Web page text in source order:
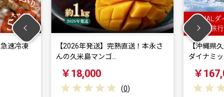
直送！本永さ
【沖縄県久米島町】50,000円分JAL
ダイナミッ…
￥167,000
【
ダ